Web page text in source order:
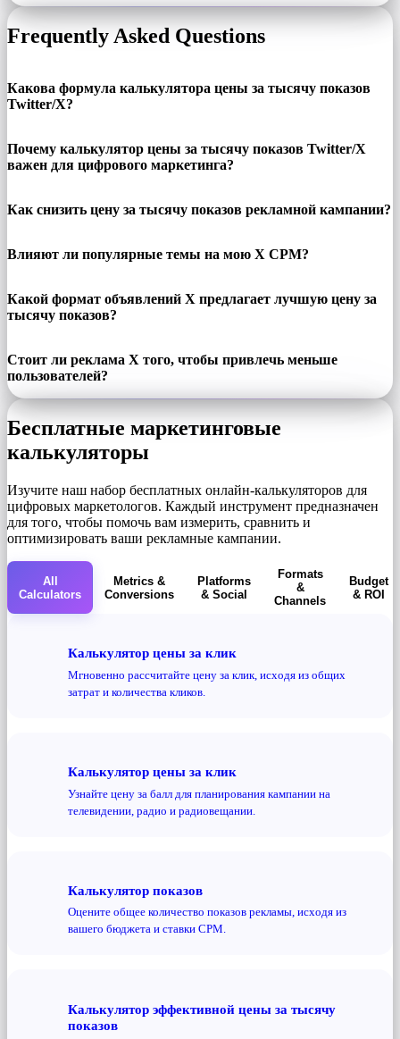
Frequently Asked Questions
Какова формула калькулятора цены за тысячу показов
Twitter/X?
Почему калькулятор цены за тысячу показов Twitter/X
важен для цифрового маркетинга?
Как снизить цену за тысячу показов рекламной кампании?
Влияют ли популярные темы на мою X CPM?
Какой формат объявлений X предлагает лучшую цену за
тысячу показов?
Стоит ли реклама X того, чтобы привлечь меньше
пользователей?
Бесплатные маркетинговые
калькуляторы
Изучите наш набор бесплатных онлайн-калькуляторов для
цифровых маркетологов. Каждый инструмент предназначен
для того, чтобы помочь вам измерить, сравнить и
оптимизировать ваши рекламные кампании.
All
Calculators
Metrics &
Conversions
Platforms
& Social
Formats
&
Channels
Budget
& ROI
Калькулятор цены за клик
Мгновенно рассчитайте цену за клик, исходя из общих
затрат и количества кликов.
Калькулятор цены за клик
Узнайте цену за балл для планирования кампании на
телевидении, радио и радиовещании.
Калькулятор показов
Оцените общее количество показов рекламы, исходя из
вашего бюджета и ставки CPM.
Калькулятор эффективной цены за тысячу
показов